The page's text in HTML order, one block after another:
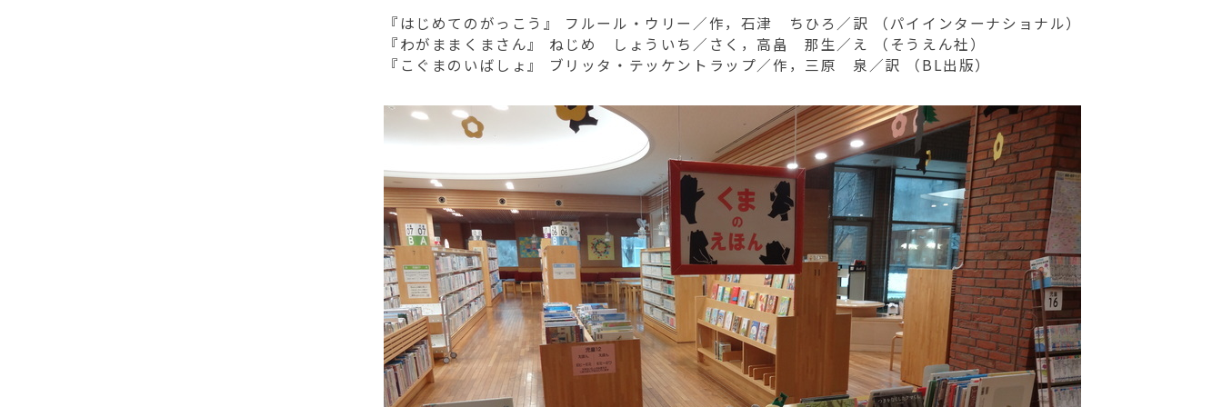
『はじめてのがっこう』 フルール・ウリー／作，石津 ちひろ／訳 （パイインターナショナル）
『わがままくまさん』 ねじめ しょういち／さく，高畠 那生／え （そうえん社）
『こぐまのいばしょ』 ブリッタ・テッケントラップ／作，三原 泉／訳 （BL出版）